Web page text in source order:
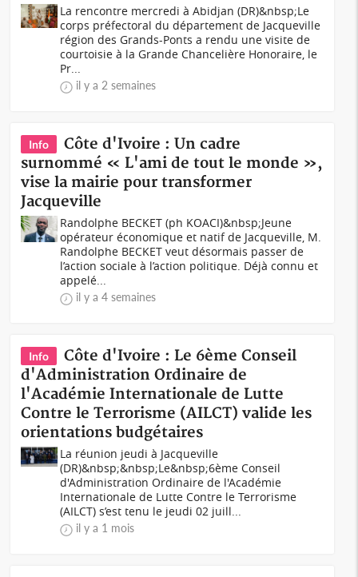
La rencontre mercredi à Abidjan (DR)&nbsp;Le
corps préfectoral du département de Jacqueville
région des Grands-Ponts a rendu une visite de
courtoisie à la Grande Chancelière Honoraire, le
Pr...
il y a 2 semaines
Info
Côte d'Ivoire : Un cadre
surnommé « L'ami de tout le monde »,
vise la mairie pour transformer
Jacqueville
Randolphe BECKET (ph KOACI)&nbsp;Jeune
opérateur économique et natif de Jacqueville, M.
Randolphe BECKET veut désormais passer de
l’action sociale à l’action politique. Déjà connu et
appelé...
il y a 4 semaines
Info
Côte d'Ivoire : Le 6ème Conseil
d'Administration Ordinaire de
l'Académie Internationale de Lutte
Contre le Terrorisme (AILCT) valide les
orientations budgétaires
La réunion jeudi à Jacqueville
(DR)&nbsp;&nbsp;Le&nbsp;6ème Conseil
d'Administration Ordinaire de l'Académie
Internationale de Lutte Contre le Terrorisme
(AILCT) s’est tenu le jeudi 02 juill...
il y a 1 mois